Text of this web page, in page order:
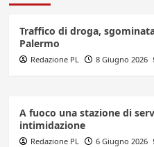
Traffico di droga,
Palermo
Redazione PL 8 Giugno 2026
A fuoco una stazione di
intimidazione
Redazione PL 6 Giugno 2026